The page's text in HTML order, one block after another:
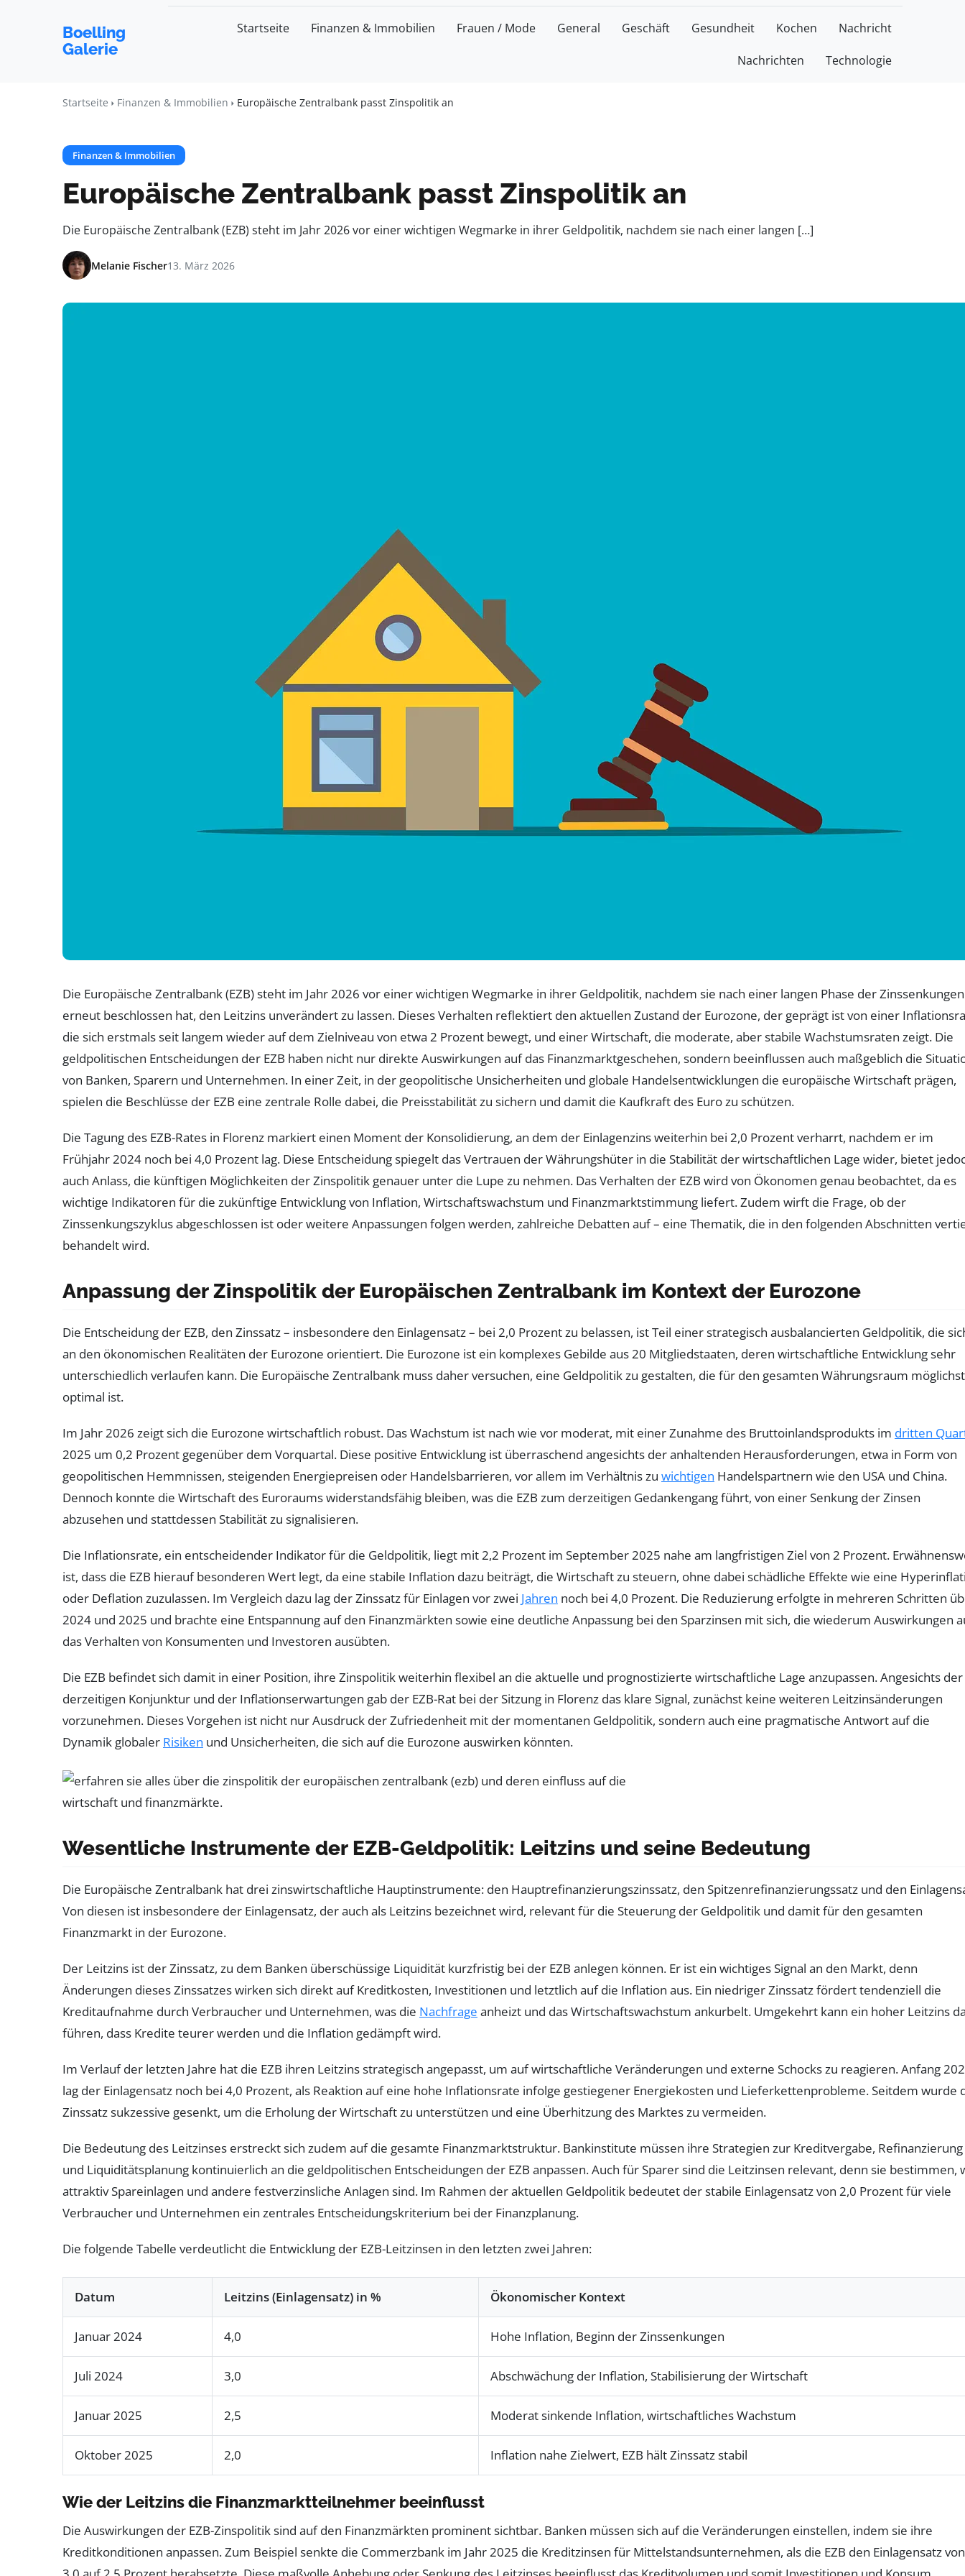
Boelling
Galerie
Startseite Finanzen & Immobilien Frauen / Mode General Geschäft Gesundheit Kochen Nachricht
Nachrichten Technologie
Startseite Finanzen & Immobilien Europäische Zentralbank passt Zinspolitik an
Finanzen & Immobilien
Europäische Zentralbank passt Zinspolitik an
Die Europäische Zentralbank (EZB) steht im Jahr 2026 vor einer wichtigen Wegmarke in ihrer Geldpolitik, nachdem sie nach einer langen […]
Melanie Fischer13. März 2026
Die Europäische Zentralbank (EZB) steht im Jahr 2026 vor einer wichtigen Wegmarke in ihrer Geldpolitik, nachdem sie nach einer langen Phase der Zinssenkungen
erneut beschlossen hat, den Leitzins unverändert zu lassen. Dieses Verhalten reflektiert den aktuellen Zustand der Eurozone, der geprägt ist von einer
die sich erstmals seit langem wieder auf dem Zielniveau von etwa 2 Prozent bewegt, und einer Wirtschaft, die moderate, aber stabile Wachstumsraten zeigt. Die
geldpolitischen Entscheidungen der EZB haben nicht nur direkte Auswirkungen auf das Finanzmarktgeschehen, sondern beeinflussen auch maßgeblich die
von Banken, Sparern und Unternehmen. In einer Zeit, in der geopolitische Unsicherheiten und globale Handelsentwicklungen die europäische Wirtschaft prägen,
spielen die Beschlüsse der EZB eine zentrale Rolle dabei, die Preisstabilität zu sichern und damit die Kaufkraft des Euro zu schützen.
Die Tagung des EZB-Rates in Florenz markiert einen Moment der Konsolidierung, an dem der Einlagenzins weiterhin bei 2,0 Prozent verharrt, nachdem er im
Frühjahr 2024 noch bei 4,0 Prozent lag. Diese Entscheidung spiegelt das Vertrauen der Währungshüter in die Stabilität der wirtschaftlichen Lage wider, bietet
auch Anlass, die künftigen Möglichkeiten der Zinspolitik genauer unter die Lupe zu nehmen. Das Verhalten der EZB wird von Ökonomen genau beobachtet, da es
wichtige Indikatoren für die zukünftige Entwicklung von Inflation, Wirtschaftswachstum und Finanzmarktstimmung liefert. Zudem wirft die Frage, ob der
Zinssenkungszyklus abgeschlossen ist oder weitere Anpassungen folgen werden, zahlreiche Debatten auf – eine Thematik, die in den folgenden Abschnitten
behandelt wird.
Anpassung der Zinspolitik der Europäischen Zentralbank im Kontext der Eurozone
Die Entscheidung der EZB, den Zinssatz – insbesondere den Einlagensatz – bei 2,0 Prozent zu belassen, ist Teil einer strategisch ausbalancierten Geldpolitik, die
an den ökonomischen Realitäten der Eurozone orientiert. Die Eurozone ist ein komplexes Gebilde aus 20 Mitgliedstaaten, deren wirtschaftliche Entwicklung sehr
unterschiedlich verlaufen kann. Die Europäische Zentralbank muss daher versuchen, eine Geldpolitik zu gestalten, die für den gesamten Währungsraum möglichst
optimal ist.
Im Jahr 2026 zeigt sich die Eurozone wirtschaftlich robust. Das Wachstum ist nach wie vor moderat, mit einer Zunahme des Bruttoinlandsprodukts im dritten
2025 um 0,2 Prozent gegenüber dem Vorquartal. Diese positive Entwicklung ist überraschend angesichts der anhaltenden Herausforderungen, etwa in Form von
geopolitischen Hemmnissen, steigenden Energiepreisen oder Handelsbarrieren, vor allem im Verhältnis zu wichtigen Handelspartnern wie den USA und China.
Dennoch konnte die Wirtschaft des Euroraums widerstandsfähig bleiben, was die EZB zum derzeitigen Gedankengang führt, von einer Senkung der Zinsen
abzusehen und stattdessen Stabilität zu signalisieren.
Die Inflationsrate, ein entscheidender Indikator für die Geldpolitik, liegt mit 2,2 Prozent im September 2025 nahe am langfristigen Ziel von 2 Prozent.
ist, dass die EZB hierauf besonderen Wert legt, da eine stabile Inflation dazu beiträgt, die Wirtschaft zu steuern, ohne dabei schädliche Effekte wie eine
oder Deflation zuzulassen. Im Vergleich dazu lag der Zinssatz für Einlagen vor zwei Jahren noch bei 4,0 Prozent. Die Reduzierung erfolgte in mehreren Schritten
2024 und 2025 und brachte eine Entspannung auf den Finanzmärkten sowie eine deutliche Anpassung bei den Sparzinsen mit sich, die wiederum Auswirkungen
das Verhalten von Konsumenten und Investoren ausübten.
Die EZB befindet sich damit in einer Position, ihre Zinspolitik weiterhin flexibel an die aktuelle und prognostizierte wirtschaftliche Lage anzupassen. Angesichts der
derzeitigen Konjunktur und der Inflationserwartungen gab der EZB-Rat bei der Sitzung in Florenz das klare Signal, zunächst keine weiteren Leitzinsänderungen
vorzunehmen. Dieses Vorgehen ist nicht nur Ausdruck der Zufriedenheit mit der momentanen Geldpolitik, sondern auch eine pragmatische Antwort auf die
Dynamik globaler Risiken und Unsicherheiten, die sich auf die Eurozone auswirken könnten.
Wesentliche Instrumente der EZB-Geldpolitik: Leitzins und seine Bedeutung
Die Europäische Zentralbank hat drei zinswirtschaftliche Hauptinstrumente: den Hauptrefinanzierungszinssatz, den Spitzenrefinanzierungssatz und den
Von diesen ist insbesondere der Einlagensatz, der auch als Leitzins bezeichnet wird, relevant für die Steuerung der Geldpolitik und damit für den gesamten
Finanzmarkt in der Eurozone.
Der Leitzins ist der Zinssatz, zu dem Banken überschüssige Liquidität kurzfristig bei der EZB anlegen können. Er ist ein wichtiges Signal an den Markt, denn
Änderungen dieses Zinssatzes wirken sich direkt auf Kreditkosten, Investitionen und letztlich auf die Inflation aus. Ein niedriger Zinssatz fördert tendenziell die
Kreditaufnahme durch Verbraucher und Unternehmen, was die Nachfrage anheizt und das Wirtschaftswachstum ankurbelt. Umgekehrt kann ein hoher Leitzins
führen, dass Kredite teurer werden und die Inflation gedämpft wird.
Im Verlauf der letzten Jahre hat die EZB ihren Leitzins strategisch angepasst, um auf wirtschaftliche Veränderungen und externe Schocks zu reagieren. Anfang
lag der Einlagensatz noch bei 4,0 Prozent, als Reaktion auf eine hohe Inflationsrate infolge gestiegener Energiekosten und Lieferkettenprobleme. Seitdem wurde
Zinssatz sukzessive gesenkt, um die Erholung der Wirtschaft zu unterstützen und eine Überhitzung des Marktes zu vermeiden.
Die Bedeutung des Leitzinses erstreckt sich zudem auf die gesamte Finanzmarktstruktur. Bankinstitute müssen ihre Strategien zur Kreditvergabe, Refinanzierung
und Liquiditätsplanung kontinuierlich an die geldpolitischen Entscheidungen der EZB anpassen. Auch für Sparer sind die Leitzinsen relevant, denn sie bestimmen,
attraktiv Spareinlagen und andere festverzinsliche Anlagen sind. Im Rahmen der aktuellen Geldpolitik bedeutet der stabile Einlagensatz von 2,0 Prozent für viele
Verbraucher und Unternehmen ein zentrales Entscheidungskriterium bei der Finanzplanung.
Die folgende Tabelle verdeutlicht die Entwicklung der EZB-Leitzinsen in den letzten zwei Jahren:
Datum Leitzins (Einlagensatz) in % Ökonomischer Kontext
Januar 2024 4,0 Hohe Inflation, Beginn der Zinssenkungen
Juli 2024 3,0 Abschwächung der Inflation, Stabilisierung der Wirtschaft
Januar 2025 2,5 Moderat sinkende Inflation, wirtschaftliches Wachstum
Oktober 2025 2,0 Inflation nahe Zielwert, EZB hält Zinssatz stabil
Wie der Leitzins die Finanzmarktteilnehmer beeinflusst
Die Auswirkungen der EZB-Zinspolitik sind auf den Finanzmärkten prominent sichtbar. Banken müssen sich auf die Veränderungen einstellen, indem sie ihre
Kreditkonditionen anpassen. Zum Beispiel senkte die Commerzbank im Jahr 2025 die Kreditzinsen für Mittelstandsunternehmen, als die EZB den Einlagensatz von